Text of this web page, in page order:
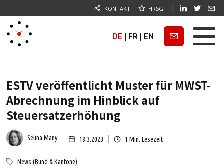
KONTAKT HRSG
DE FR EN Newsletter
ESTV veröffentlicht Muster für MWST-
Abrechnung im Hinblick auf
Steuersatzerhöhung
Selina Many 18.3.2023 1 Min. Lesezeit
News (Bund & Kantone)